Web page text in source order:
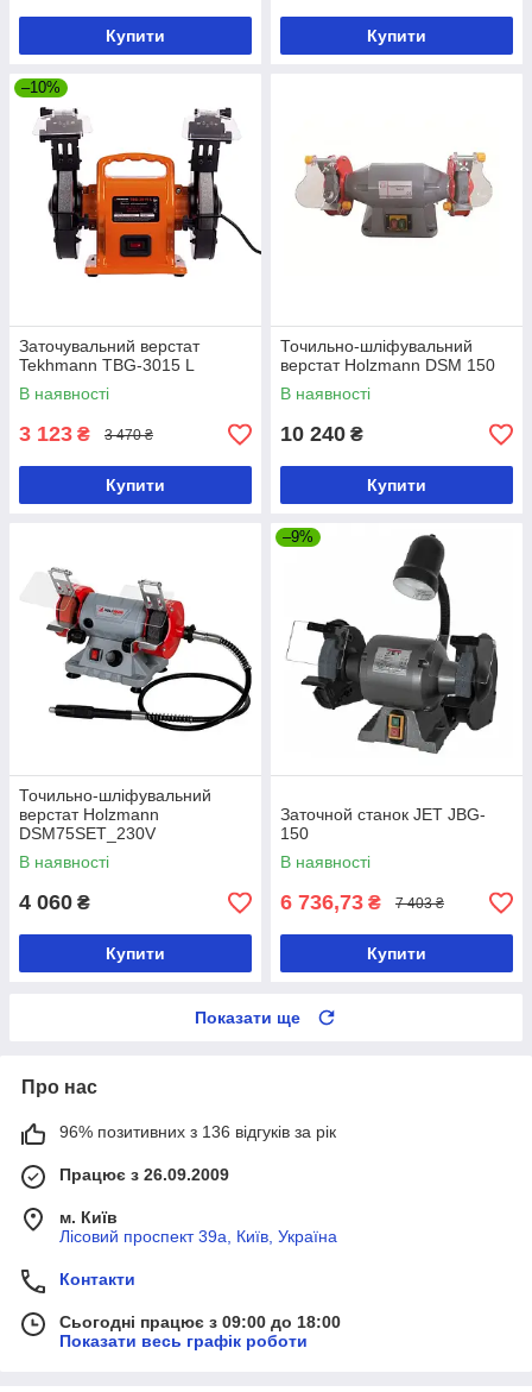
Купити Купити
–10%
Заточувальний верстат
Tekhmann TBG-3015 L
В наявності
3 123 ₴ 3 470 ₴
Купити
Точильно-шліфувальний
верстат Holzmann DSM 150
В наявності
10 240 ₴
Купити
Точильно-шліфувальний
верстат Holzmann
DSM75SET_230V
В наявності
4 060 ₴
Купити
–9%
Заточной станок JET JBG-
150
В наявності
6 736,73 ₴ 7 403 ₴
Купити
Показати ще
Про нас
96% позитивних з 136 відгуків за рік
Працює з 26.09.2009
м. Київ
Лісовий проспект 39а, Київ, Україна
Контакти
Сьогодні працює з 09:00 до 18:00
Показати весь графік роботи